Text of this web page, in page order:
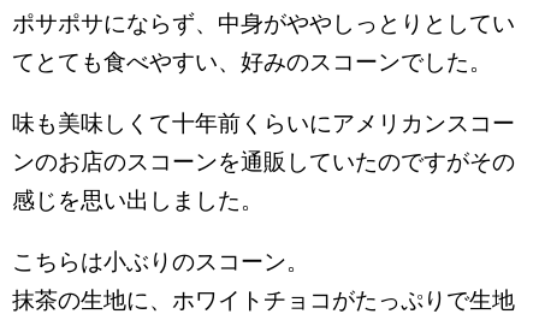
ポサポサにならず、中身がややしっとりとしてい
てとても食べやすい、好みのスコーンでした。
味も美味しくて十年前くらいにアメリカンスコー
ンのお店のスコーンを通販していたのですがその
感じを思い出しました。
こちらは小ぶりのスコーン。
抹茶の生地に、ホワイトチョコがたっぷりで生地